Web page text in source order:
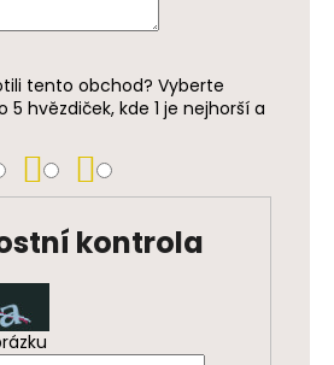
tento obchod? Vyberte
5 hvězdiček, kde 1 je nejhorší a
kontrola